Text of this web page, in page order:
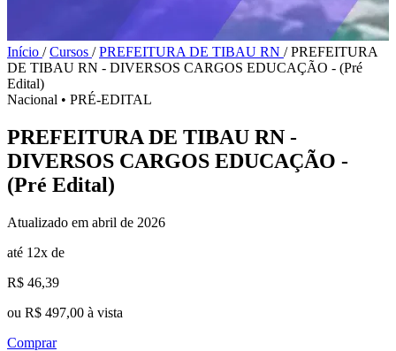
Início / Cursos / PREFEITURA DE TIBAU RN / PREFEITURA
DE TIBAU RN - DIVERSOS CARGOS EDUCAÇÃO - (Pré
Edital)
Nacional • PRÉ-EDITAL
PREFEITURA DE TIBAU RN -
DIVERSOS CARGOS EDUCAÇÃO -
(Pré Edital)
Atualizado em abril de 2026
até 12x de
R$ 46,39
ou R$ 497,00 à vista
Comprar